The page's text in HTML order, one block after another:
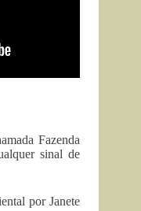
Fazenda
sinal de
por Janete